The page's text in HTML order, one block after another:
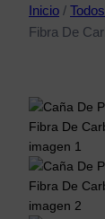
Inicio /
Fibra De